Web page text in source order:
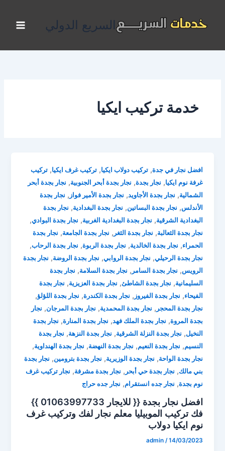
المحتوى
السريع الدولي
خدمة تركيب ايكيا
افضل نجار في جدة,تركيب دولاب ايكيا,تركيب غرف ايكيا,تركيب
غرفة نوم ايكيا, نجار بجدة, نجار بجدة أبحر الجنوبية, نجار بجدة أبحر
الشمالية, نجار بجدة الأجاويد, نجار بجدة الأمير فواز , نجار بجدة
الأندلس, نجار بجدة البساتين, نجار بجدة البغدادية, نجار بجدة
البغدادية الشرقية, نجار بجدة البغدادية الغربية, نجار بجدة البوادي,
نجار بجدة الثعالبة, نجار بجدة الثغر , نجار بجدة الجامعة, نجار بجدة
الحمراء, نجار بجدة الخالدية, نجار بجدة الربوة, نجار بجدة الرحاب,
نجار بجدة الرحيلي, نجار بجدة الروابي, نجار بجدة الروضة, نجار بجدة
الرويس, نجار بجدة السامر , نجار بجدة السلامة, نجار بجدة
السليمانية, نجار بجدة الشاطئ, نجار بجدة العزيزية, نجار بجدة
الفيحاء, نجار بجدة الفيروز , نجار بجدة الكندرة, نجار بجدة اللؤلؤ,
نجار بجدة المحجر , نجار بجدة المحمدية, نجار بجدة المرجان, نجار
بجدة المروة, نجار بجدة الملك فهد, نجار بجدة المنارة, نجار بجدة
النخيل, نجار بجدة النزلة الشرقية, نجار بجدة النزهة, نجار بجدة
النسيم, نجار بجدة النعيم, نجار بجدة النهضة, نجار بجدة الهنداوية,
نجار بجدة الواحة, نجار بجدة الوزيرية, نجار بجدة بترومين, نجار بجدة
بني مالك, نجار بجدة حي أبحر , نجار بجدة مشرفة, نجار تركيب غرف
نوم بجدة, نجار جده انستقرام, نجار جده حراج
افضل نجار بجدة {{ للايجار 01063997733 }}
فك تركيب الموبيليا ⁦معلم نجار لفك وتركيب غرف
نوم ايكيا دولاب
admin /14/03/2023